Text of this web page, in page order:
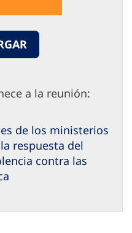
a la reunión:
de los ministerios
respuesta del
contra las